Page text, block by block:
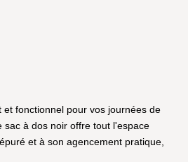
fonctionnel pour vos journées de
à dos noir offre tout l'espace
et à son agencement pratique,